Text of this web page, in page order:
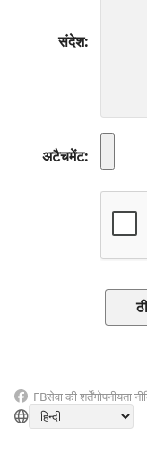
संदेश
अटैचमेंट
FBसेवा की शर्तेंगोपनीयता